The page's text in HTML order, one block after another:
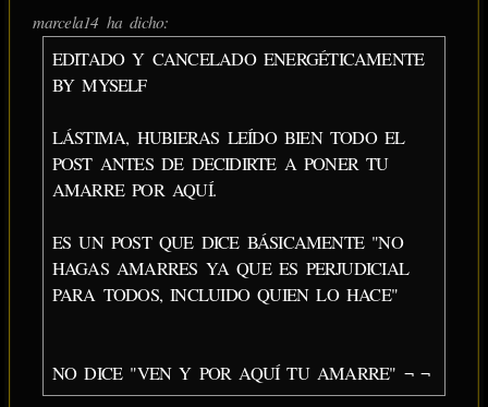
marcela14 ha dicho:
EDITADO Y CANCELADO ENERGÉTICAMENTE
BY MYSELF
LÁSTIMA, HUBIERAS LEÍDO BIEN TODO EL
POST ANTES DE DECIDIRTE A PONER TU
AMARRE POR AQUÍ.
ES UN POST QUE DICE BÁSICAMENTE "NO
HAGAS AMARRES YA QUE ES PERJUDICIAL
PARA TODOS, INCLUIDO QUIEN LO HACE"
NO DICE "VEN Y POR AQUÍ TU AMARRE" ¬ ¬